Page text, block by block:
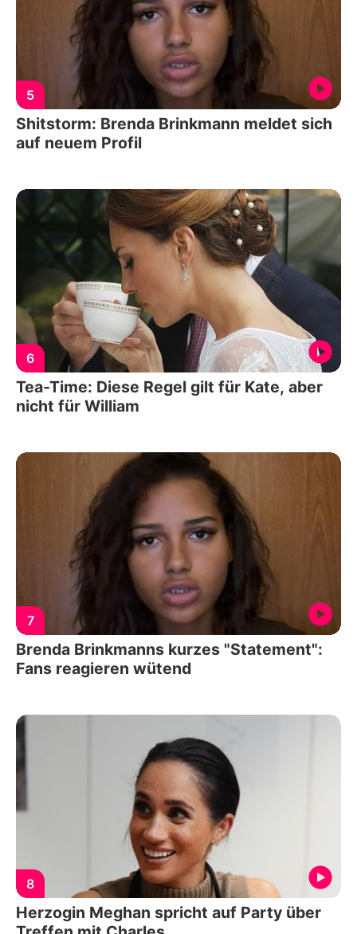
5
Shitstorm: Brenda Brinkmann meldet sich
auf neuem Profil
6
Tea-Time: Diese Regel gilt für Kate, aber
nicht für William
7
Brenda Brinkmanns kurzes "Statement":
Fans reagieren wütend
8
Herzogin Meghan spricht auf Party über